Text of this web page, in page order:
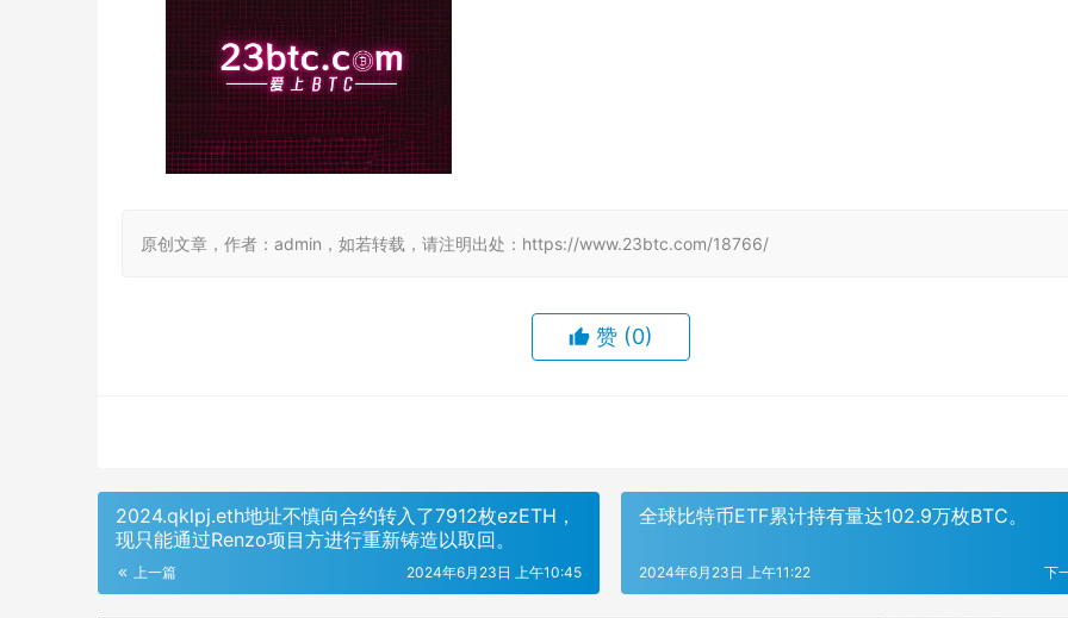
原创文章，作者：admin，如若转载，请注明出处：https://www.23btc.com/18766/
赞 (0)
2024.qklpj.eth地址不慎向合约转入了7912枚ezETH，
现只能通过Renzo项目方进行重新铸造以取回。
上一篇 2024年6月23日 上午10:45
全球比特币ETF累计持有量达102.9万枚BTC。
下
2024年6月23日 上午11:22